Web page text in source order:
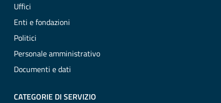
Uffici
Enti e fondazioni
Politici
Personale amministrativo
Documenti e dati
CATEGORIE DI SERVIZIO